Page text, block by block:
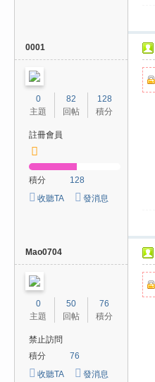
金
首
0001
0
主題
82
回帖
128
積分
註冊會員
積分
128
收聽TA
發消息
Mao0704
0
主題
50
回帖
76
積分
禁止訪問
積分
76
收聽TA
發消息